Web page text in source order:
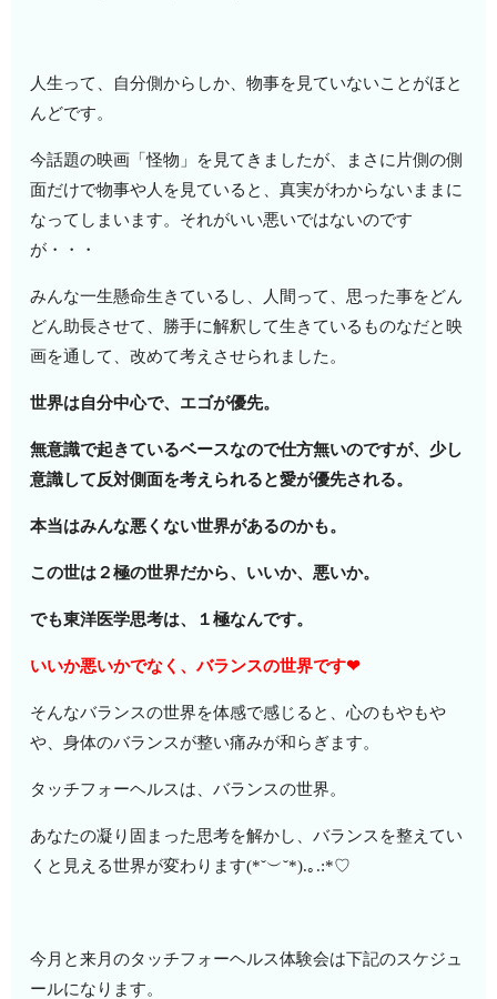
人生って、自分側からしか、物事を見ていないことがほと
んどです。
今話題の映画「怪物」を見てきましたが、まさに片側の側
面だけで物事や人を見ていると、真実がわからないままに
なってしまいます。それがいい悪いではないのです
が・・・
みんな一生懸命生きているし、人間って、思った事をどん
どん助長させて、勝手に解釈して生きているものなだと映
画を通して、改めて考えさせられました。
世界は自分中心で、エゴが優先。
無意識で起きているベースなので仕方無いのですが、少し
意識して反対側面を考えられると愛が優先される。
本当はみんな悪くない世界があるのかも。
この世は２極の世界だから、いいか、悪いか。
でも東洋医学思考は、１極なんです。
いいか悪いかでなく、バランスの世界です❤
そんなバランスの世界を体感で感じると、心のもやもや
や、身体のバランスが整い痛みが和らぎます。
タッチフォーヘルスは、バランスの世界。
あなたの凝り固まった思考を解かし、バランスを整えてい
くと見える世界が変わります(*˘︶˘*).｡.:*♡
今月と来月のタッチフォーヘルス体験会は下記のスケジュ
ールになります。